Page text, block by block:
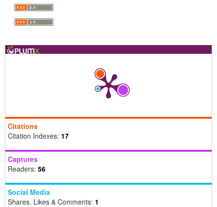
Citations
Citation Indexes: 17
Captures
Readers: 56
Social Media
Shares, Likes & Comments: 1